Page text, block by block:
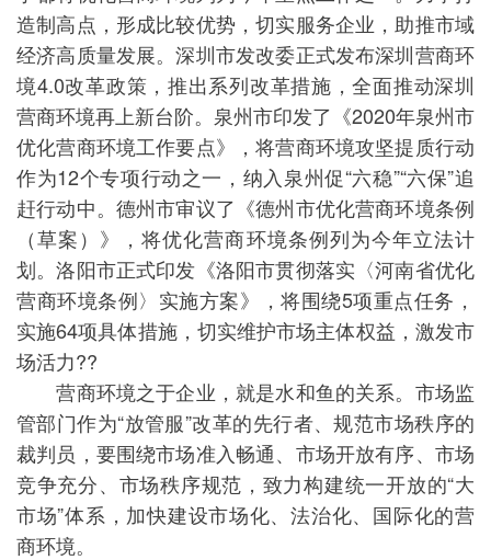
造制高点，形成比较优势，切实服务企业，助推市域
经济高质量发展。深圳市发改委正式发布深圳营商环
境4.0改革政策，推出系列改革措施，全面推动深圳
营商环境再上新台阶。泉州市印发了《2020年泉州市
优化营商环境工作要点》，将营商环境攻坚提质行动
作为12个专项行动之一，纳入泉州促“六稳”“六保”追
赶行动中。德州市审议了《德州市优化营商环境条例
（草案）》，将优化营商环境条例列为今年立法计
划。洛阳市正式印发《洛阳市贯彻落实〈河南省优化
营商环境条例〉实施方案》，将围绕5项重点任务，
实施64项具体措施，切实维护市场主体权益，激发市
场活力??
营商环境之于企业，就是水和鱼的关系。市场监
管部门作为“放管服”改革的先行者、规范市场秩序的
裁判员，要围绕市场准入畅通、市场开放有序、市场
竞争充分、市场秩序规范，致力构建统一开放的“大
市场”体系，加快建设市场化、法治化、国际化的营
商环境。